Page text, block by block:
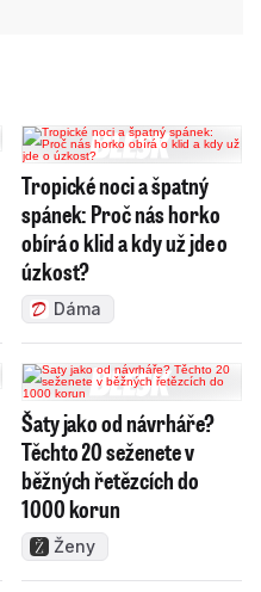
Tropické noci a špatný
spánek: Proč nás horko
obírá o klid a kdy už jde o
úzkost?
Dáma
Šaty jako od návrháře?
Těchto 20 seženete v
běžných řetězcích do
1000 korun
Ženy